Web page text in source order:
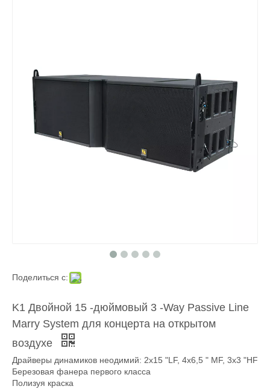
Поделиться с:
K1 Двойной 15 -дюймовый 3 -Way Passive Line
Marry System для концерта на открытом
воздухе
Драйверы динамиков неодимий: 2x15 "LF, 4x6,5 " MF, 3x3 "HF
Березовая фанера первого класса
Полизуя краска